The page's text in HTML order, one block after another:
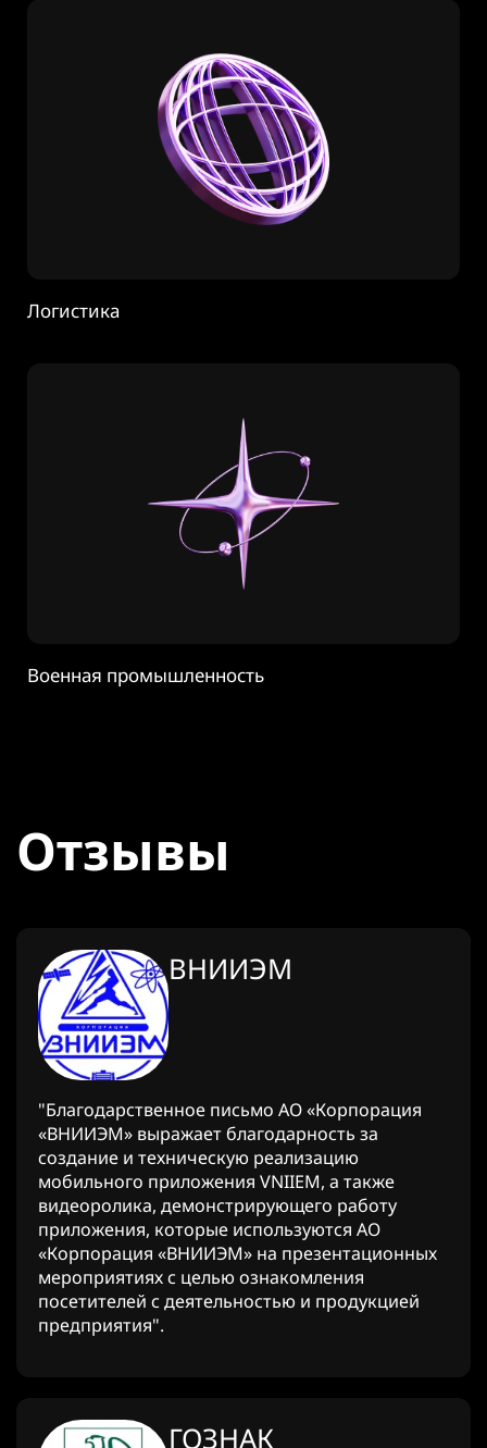
Логистика
Военная промышленность
Отзывы
ВНИИЭМ
"Благодарственное письмо АО «Корпорация
«ВНИИЭМ» выражает благодарность за
создание и техническую реализацию
мобильного приложения VNIIEM, а также
видеоролика, демонстрирующего работу
приложения, которые используются АО
«Корпорация «ВНИИЭМ» на презентационных
мероприятиях с целью ознакомления
посетителей с деятельностью и продукцией
предприятия".
ГОЗНАК